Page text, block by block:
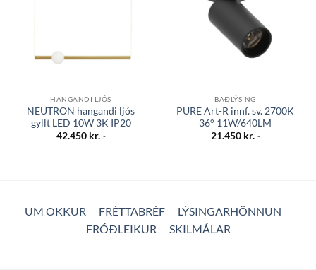
HANGANDI LJÓS
NEUTRON hangandi ljós
gyllt LED 10W 3K IP20
42.450 kr. .-
BAÐLÝSING
PURE Art-R innf. sv. 2700K
36° 11W/640LM
21.450 kr. .-
UM OKKUR FRÉTTABRÉF
LÝSINGARHÖNNUN
FRÓÐLEIKUR
SKILMÁLAR